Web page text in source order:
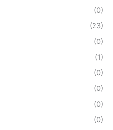
(0)
(23)
(0)
(1)
(0)
(0)
(0)
(0)